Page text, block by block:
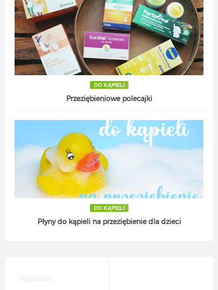
DO KĄPIELI
Przeziębieniowe polecajki
DO KĄPIELI
Płyny do kąpieli na przeziębienie dla dzieci
Poprzedni